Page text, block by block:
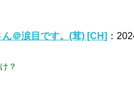
ん＠涙目です。(茸) [CH] ：
？